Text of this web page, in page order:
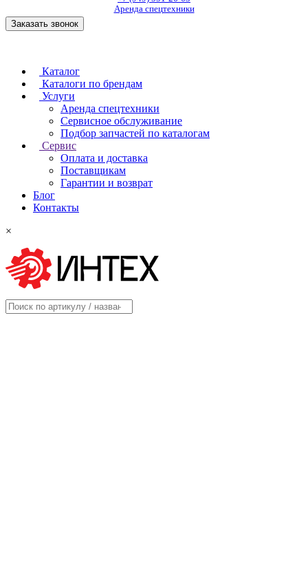
Аренда спецтехники
Заказать звонок
Каталог
Каталоги по брендам
Услуги
Аренда спецтехники
Сервисное обслуживание
Подбор запчастей по каталогам
Сервис
Оплата и доставка
Поставщикам
Гарантии и возврат
Блог
Контакты
×